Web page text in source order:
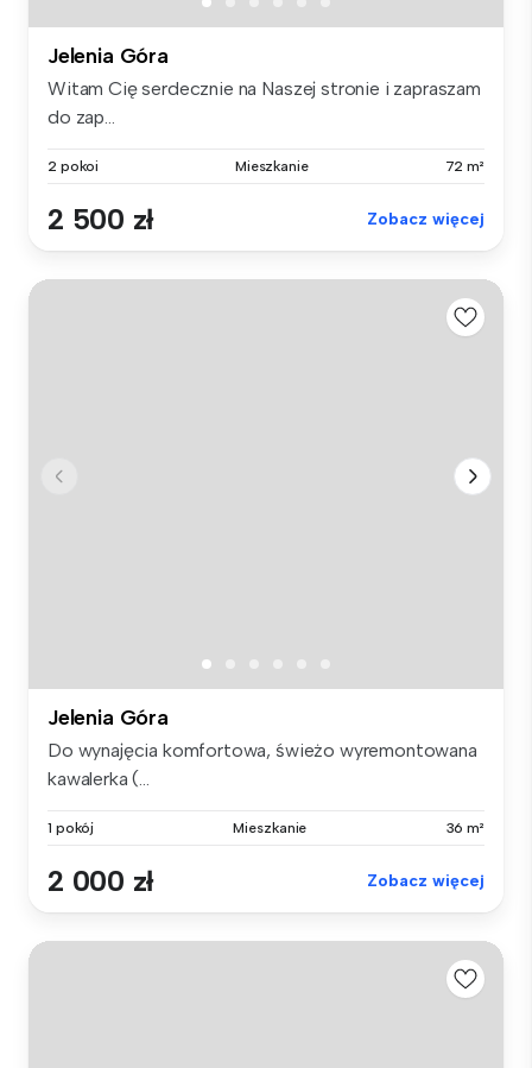
Jelenia Góra
Witam Cię serdecznie na Naszej stronie i zapraszam
do zap...
2 pokoi Mieszkanie 72 m²
2 500 zł Zobacz więcej
Jelenia Góra
Do wynajęcia komfortowa, świeżo wyremontowana
kawalerka (...
1 pokój Mieszkanie 36 m²
2 000 zł Zobacz więcej